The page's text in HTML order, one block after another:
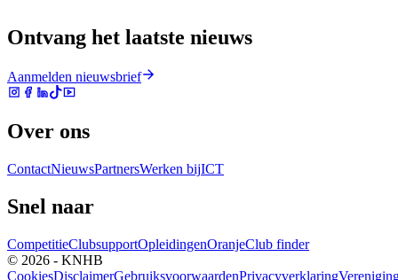
Ontvang het laatste nieuws
Aanmelden nieuwsbrief
Over ons
ContactNieuwsPartnersWerken bijICT
Snel naar
CompetitieClubsupportOpleidingenOranjeClub finder
© 2026 - KNHB
CookiesDisclaimerGebruiksvoorwaardenPrivacyverklaring